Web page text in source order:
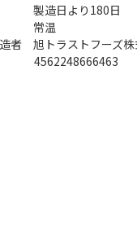
製造日より180日
常温
者 旭トラストフーズ株
4562248666463